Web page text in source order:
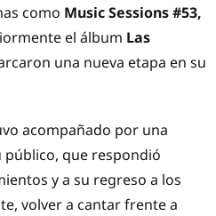
como Music Sessions #53,
el álbum Las
una nueva etapa en su
acompañado por una
público, que respondió
y a su regreso a los
volver a cantar frente a